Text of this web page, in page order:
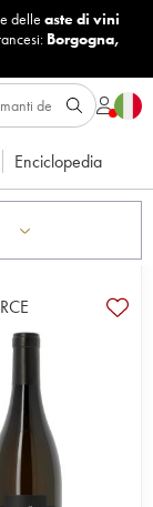
delle aste di vini
Borgogna,
Enciclopedia